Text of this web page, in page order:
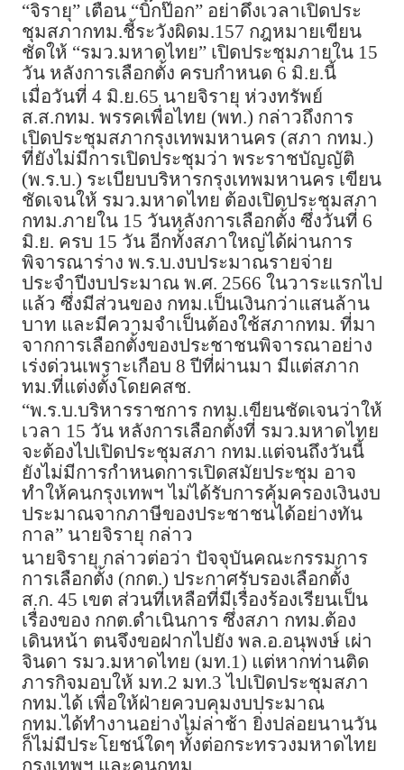
“จิรายุ” เตือน “บิ๊กป๊อก” อย่าดึงเวลาเปิดประ
ชุมสภากทม.ชี้ระวังผิดม.157 กฎหมายเขียน
ชัดให้ “รมว.มหาดไทย” เปิดประชุมภายใน 15
วัน หลังการเลือกตั้ง ครบกำหนด 6 มิ.ย.นี้
เมื่อวันที่ 4 มิ.ย.65 นายจิรายุ ห่วงทรัพย์
ส.ส.กทม. พรรคเพื่อไทย (พท.) กล่าวถึงการ
เปิดประชุมสภากรุงเทพมหานคร (สภา กทม.)
ที่ยังไม่มีการเปิดประชุมว่า พระราชบัญญัติ
(พ.ร.บ.) ระเบียบบริหารกรุงเทพมหานคร เขียน
ชัดเจนให้ รมว.มหาดไทย ต้องเปิดประชุมสภา
กทม.ภายใน 15 วันหลังการเลือกตั้ง ซึ่งวันที่ 6
มิ.ย. ครบ 15 วัน อีกทั้งสภาใหญ่ได้ผ่านการ
พิจารณาร่าง พ.ร.บ.งบประมาณรายจ่าย
ประจำปีงบประมาณ พ.ศ. 2566 ในวาระแรกไป
แล้ว ซึ่งมีส่วนของ กทม.เป็นเงินกว่าแสนล้าน
บาท และมีความจำเป็นต้องใช้สภากทม. ที่มา
จากการเลือกตั้งของประชาชนพิจารณาอย่าง
เร่งด่วนเพราะเกือบ 8 ปีที่ผ่านมา มีแต่สภาก
ทม.ที่แต่งตั้งโดยคสช.
“พ.ร.บ.บริหารราชการ กทม.เขียนชัดเจนว่าให้
เวลา 15 วัน หลังการเลือกตั้งที่ รมว.มหาดไทย
จะต้องไปเปิดประชุมสภา กทม.แต่จนถึงวันนี้
ยังไม่มีการกำหนดการเปิดสมัยประชุม อาจ
ทำให้คนกรุงเทพฯ ไม่ได้รับการคุ้มครองเงินงบ
ประมาณจากภาษีของประชาชนได้อย่างทัน
กาล” นายจิรายุ กล่าว
นายจิรายุ กล่าวต่อว่า ปัจจุบันคณะกรรมการ
การเลือกตั้ง (กกต.) ประกาศรับรองเลือกตั้ง
ส.ก. 45 เขต ส่วนที่เหลือที่มีเรื่องร้องเรียนเป็น
เรื่องของ กกต.ดำเนินการ ซึ่งสภา กทม.ต้อง
เดินหน้า ตนจึงขอฝากไปยัง พล.อ.อนุพงษ์ เผ่า
จินดา รมว.มหาดไทย (มท.1) แต่หากท่านติด
ภารกิจมอบให้ มท.2 มท.3 ไปเปิดประชุมสภา
กทม.ได้ เพื่อให้ฝ่ายควบคุมงบประมาณ
กทม.ได้ทำงานอย่างไม่ล่าช้า ยิ่งปล่อยนานวัน
ก็ไม่มีประโยชน์ใดๆ ทั้งต่อกระทรวงมหาดไทย
กรุงเทพฯ และคนกทม.